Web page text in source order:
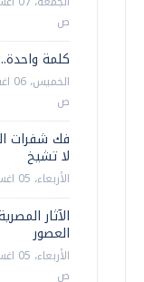
ص
كلمة
ص
فك شفرات
لا تشيخ
الأربعاء، 05 اغسطس 2026 12:00 م
الآثار
العصور
ص